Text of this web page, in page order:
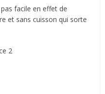
facile en effet de
et sans cuisson qui sorte
2